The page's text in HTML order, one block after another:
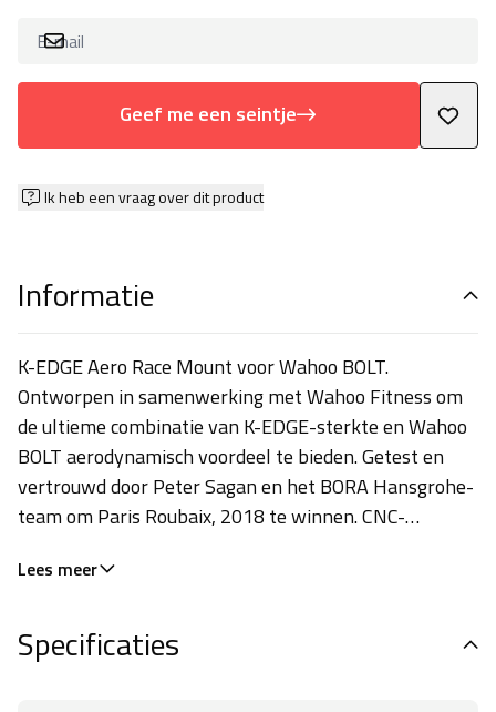
Geef me een seintje
Ik heb een vraag over dit product
Informatie
K-EDGE Aero Race Mount voor Wahoo BOLT.
Ontworpen in samenwerking met Wahoo Fitness om
de ultieme combinatie van K-EDGE-sterkte en Wahoo
BOLT aerodynamisch voordeel te bieden. Getest en
vertrouwd door Peter Sagan en het BORA Hansgrohe-
team om Paris Roubaix, 2018 te winnen. CNC-
spuitgegoten copolymeer interface. Gewicht: 38 gram
Lees meer
Specificaties